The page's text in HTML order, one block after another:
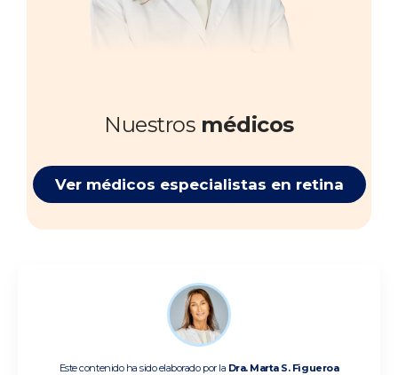
Nuestrosmédicos
Ver médicos especialistas en retina
Este contenido ha sido elaborado por la Dra. Marta S. Figueroa